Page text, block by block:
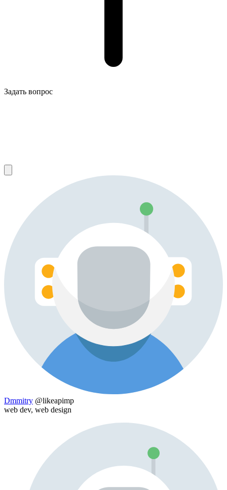
Задать вопрос
Dmmitry @likeapimp
web dev, web design